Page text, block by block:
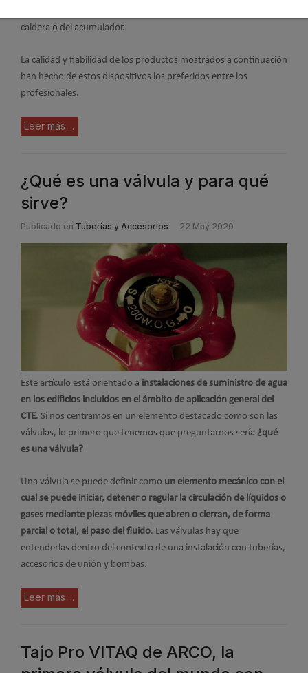
caldera o del acumulador.
La calidad y fiabilidad de los productos mostrados a continuación
han hecho de estos dispositivos los preferidos entre los
profesionales.
Leer más ...
¿Qué es una válvula y para qué
sirve?
Publicado en Tuberías y Accesorios 22 May 2020
Este artículo está orientado a instalaciones de suministro de agua
en los edificios incluidos en el ámbito de aplicación general del
CTE. Si nos centramos en un elemento destacado como son las
válvulas, lo primero que tenemos que preguntarnos sería ¿qué
es una válvula?
Una válvula se puede definir como un elemento mecánico con el
cual se puede iniciar, detener o regular la circulación de líquidos o
gases mediante piezas móviles que abren o cierran, de forma
parcial o total, el paso del fluido. Las válvulas hay que
entenderlas dentro del contexto de una instalación con tuberías,
accesorios de unión y bombas.
Leer más ...
Tajo Pro VITAQ de ARCO, la